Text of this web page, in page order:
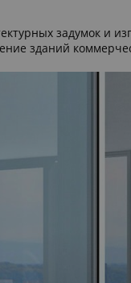
задумок и
зданий